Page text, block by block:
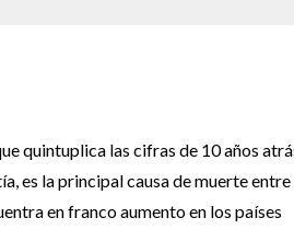
quintuplica las cifras de 10 años
es la principal causa de muerte entre
en franco aumento en los países